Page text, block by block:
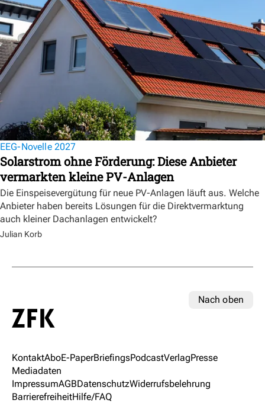
EEG-Novelle 2027
Solarstrom ohne Förderung: Diese Anbieter
vermarkten kleine PV-Anlagen
Die Einspeisevergütung für neue PV-Anlagen läuft aus. Welche
Anbieter haben bereits Lösungen für die Direktvermarktung
auch kleiner Dachanlagen entwickelt?
Julian Korb
Nach oben
KontaktAboE-PaperBriefingsPodcastVerlagPresse
Mediadaten
ImpressumAGBDatenschutzWiderrufsbelehrung
BarrierefreiheitHilfe/FAQ